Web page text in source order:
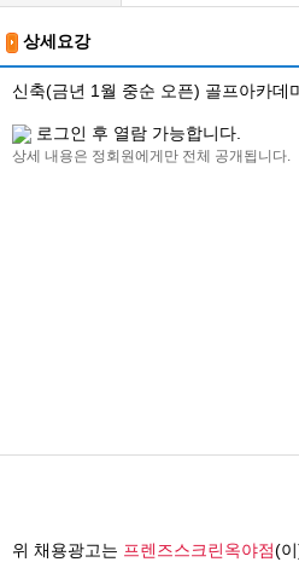
상세요강
신축(금년 1월 중순 오픈) 골프아카데
로그인 후 열람 가능합니다.
상세 내용은 정회원에게만 전체 공개됩니다.
위 채용광고는 프렌즈스크린옥야점(